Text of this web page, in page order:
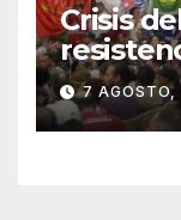
Crisis
el inicio
7